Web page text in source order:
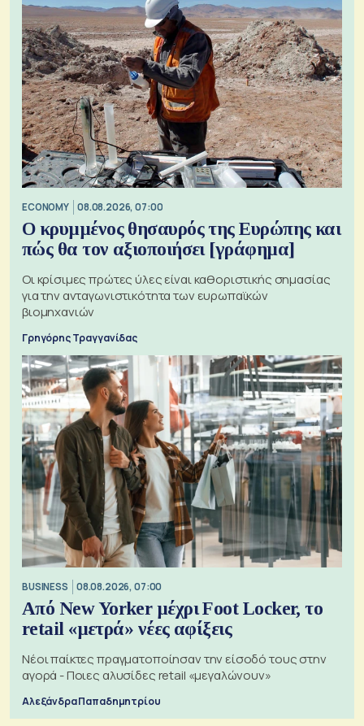
ECONOMY 08.08.2026, 07:00
Ο κρυμμένος θησαυρός της Ευρώπης και
πώς θα τον αξιοποιήσει [γράφημα]
Οι κρίσιμες πρώτες ύλες είναι καθοριστικής σημασίας
για την ανταγωνιστικότητα των ευρωπαϊκών
βιομηχανιών
Γρηγόρης Τραγγανίδας
BUSINESS 08.08.2026, 07:00
Από New Yorker μέχρι Foot Locker, το
retail «μετρά» νέες αφίξεις
Νέοι παίκτες πραγματοποίησαν την είσοδό τους στην
αγορά - Ποιες αλυσίδες retail «μεγαλώνουν»
Αλεξάνδρα Παπαδημητρίου